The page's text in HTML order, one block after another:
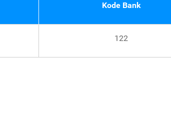
Kode Bank
122